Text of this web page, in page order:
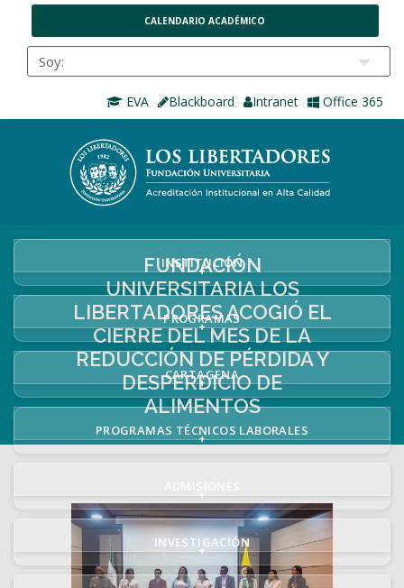
CALENDARIO ACADÉMICO
EVA Blackboard Intranet Office 365
INSTITUCIÓN
+
PROGRAMAS
+
CARTAGENA
+
PROGRAMAS TÉCNICOS LABORALES
+
+
INVESTIGACIÓN
+
FUNDACIÓN
UNIVERSITARIA LOS
LIBERTADORES ACOGIÓ EL
CIERRE DEL MES DE LA
REDUCCIÓN DE PÉRDIDA Y
DESPERDICIO DE
ALIMENTOS